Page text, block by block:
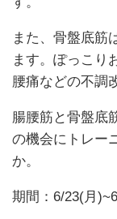
また、骨盤底筋
ます。ぽっこり
腰痛などの不調
腸腰筋と骨盤底
の機会にトレー
か。
期間：6/23(月